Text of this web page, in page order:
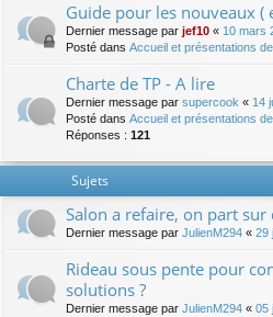
Guide pour les nouveaux (
Dernier message par jef10 « 10 mars
Posté dans Accueil et présentations
Charte de TP - A lire
Dernier message par supercook « 14
Posté dans Accueil et présentations
Réponses : 121
Sujets
Salon a refaire, on part sur
Dernier message par JulienM294 « 29
Rideau sous pente pour
solutions ?
Dernier message par JulienM294 « 05